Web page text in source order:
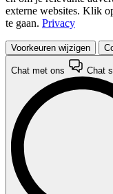
externe websites. Klik
te gaan. Privacy
Voorkeuren wijzigen
Chat met ons Chat